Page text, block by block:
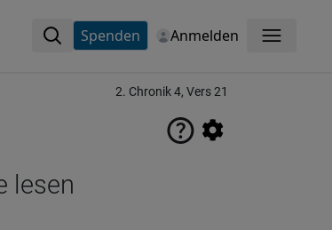
Spenden Anmelden Menü
2. Chronik 4, Vers 21
lesen